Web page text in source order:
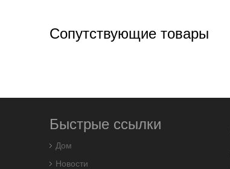
Сопутствующие товары
Быстрые ссылки
Дом
Новости